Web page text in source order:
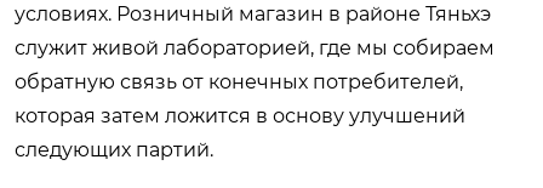
условиях. Розничный магазин в районе Тяньхэ
служит живой лабораторией, где мы собираем
обратную связь от конечных потребителей,
которая затем ложится в основу улучшений
следующих партий.